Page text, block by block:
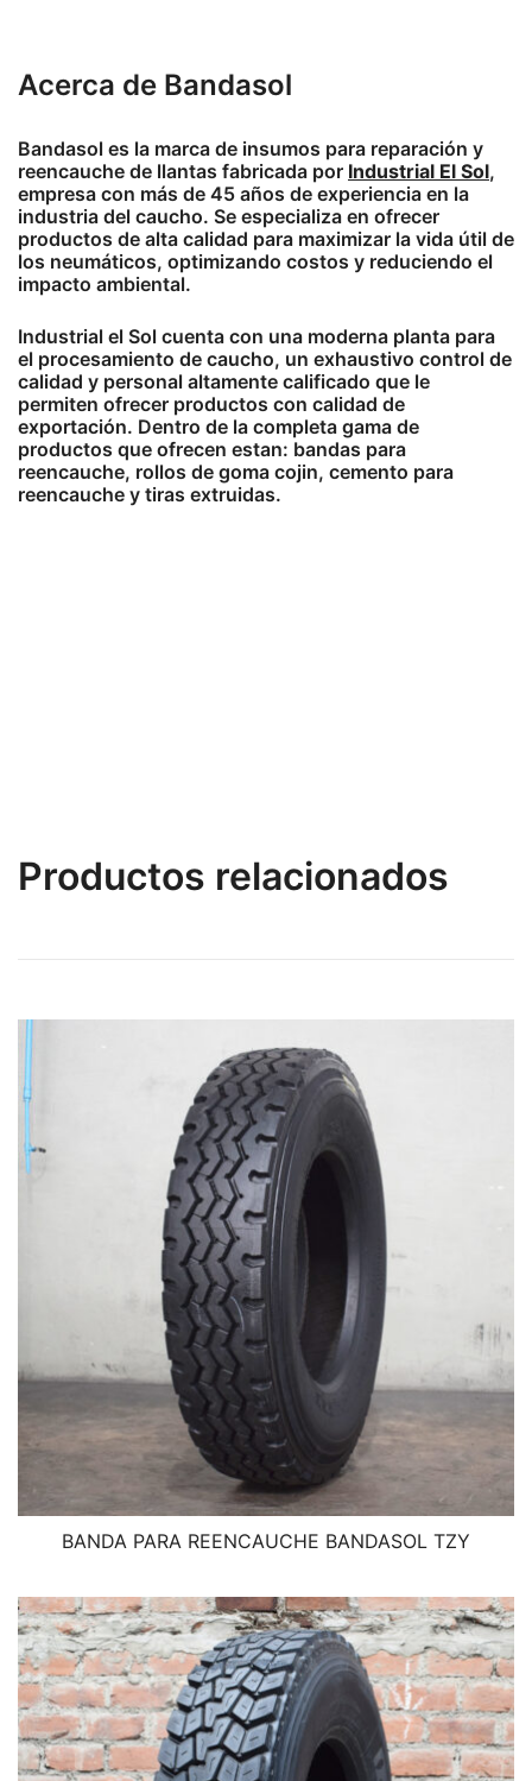
Acerca de Bandasol
Bandasol es la marca de insumos para reparación y
reencauche de llantas fabricada por Industrial El Sol,
empresa con más de 45 años de experiencia en la
industria del caucho. Se especializa en ofrecer
productos de alta calidad para maximizar la vida útil de
los neumáticos, optimizando costos y reduciendo el
impacto ambiental.
Industrial el Sol cuenta con una moderna planta para
el procesamiento de caucho, un exhaustivo control de
calidad y personal altamente calificado que le
permiten ofrecer productos con calidad de
exportación. Dentro de la completa gama de
productos que ofrecen estan: bandas para
reencauche, rollos de goma cojin, cemento para
reencauche y tiras extruidas.
Productos relacionados
BANDA PARA REENCAUCHE BANDASOL TZY